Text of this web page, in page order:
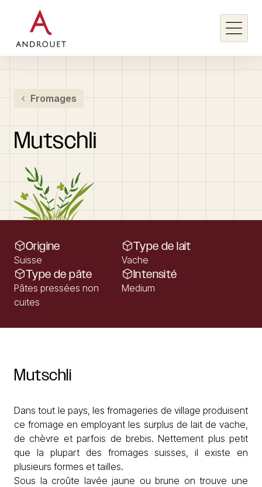
Rechercher un mot clé
Fromages
Mutschli
Origine
Suisse
Type de lait
Vache
Type de pâte
Pâtes pressées non
cuites
Intensité
Medium
Mutschli
Dans tout le pays, les fromageries de village produisent
ce fromage en employant les surplus de lait de vache,
de chèvre et parfois de brebis. Nettement plus petit
que la plupart des fromages suisses, il existe en
plusieurs formes et tailles.
Sous la croûte lavée jaune ou brune on trouve une